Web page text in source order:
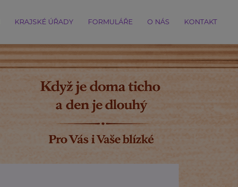
KRAJSKÉ ÚŘADY FORMULÁŘE O NÁS KONTAKT